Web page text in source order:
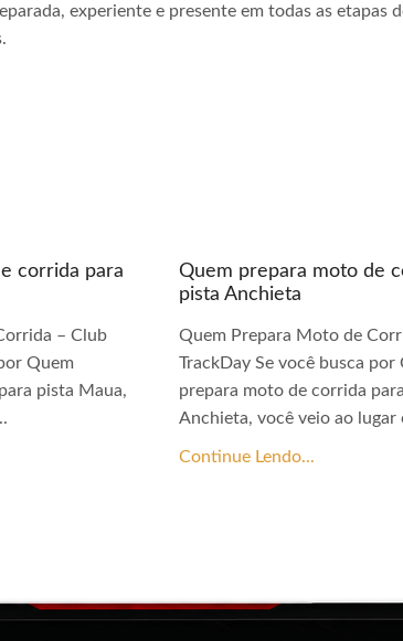
experiente e presente em todas as etapas
corrida para
– Club
Quem
pista Maua,
Quem prepara moto de
pista Anchieta
Quem Prepara Moto de
TrackDay Se você busca por
prepara moto de corrida
Anchieta, você veio ao lugar
Continue Lendo...